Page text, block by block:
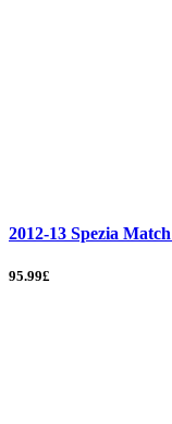
2012-13 Spezia
95.99£